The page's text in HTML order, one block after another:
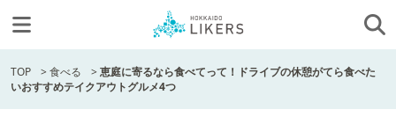
TOP >食べる >恵庭に寄るなら食べてって！ドライブの休憩がてら食べた
いおすすめテイクアウトグルメ4つ